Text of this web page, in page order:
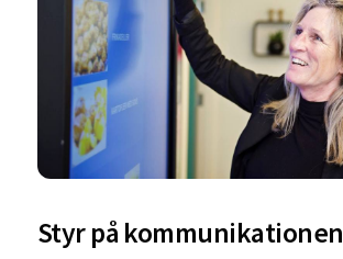
Styr på kommunikationen